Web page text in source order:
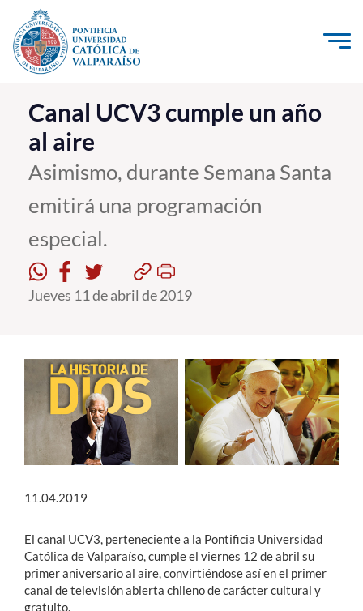
Click acá para ir directamente al contenido
La Universidad
Investigación, Creación e Innovación
PUCV Internacional
Vinculación con el Medio
Admisión
Pregrado
Estudiantes
Académicos
Funcionarios
Alumni
English
Canal UCV3 cumple un año
al aire
Asimismo, durante Semana Santa
emitirá una programación
especial.
Jueves 11 de abril de 2019
11.04.2019
El canal UCV3, perteneciente a la Pontificia Universidad
Católica de Valparaíso, cumple el viernes 12 de abril su
primer aniversario al aire, convirtiéndose así en el primer
canal de televisión abierta chileno de carácter cultural y
gratuito.